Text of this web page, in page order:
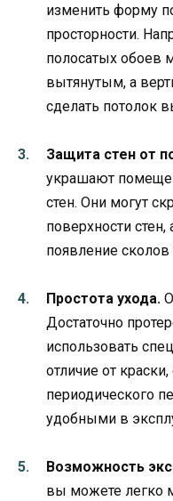
изменить форму
просторности.
полосатых обоев
вытянутым, а
сделать потолок
Защита стен от
украшают
стен. Они могут
поверхности
появление сколов
Простота ухода.
Достаточно
использовать
отличие от
периодического
удобными в
Возможность
вы можете легко